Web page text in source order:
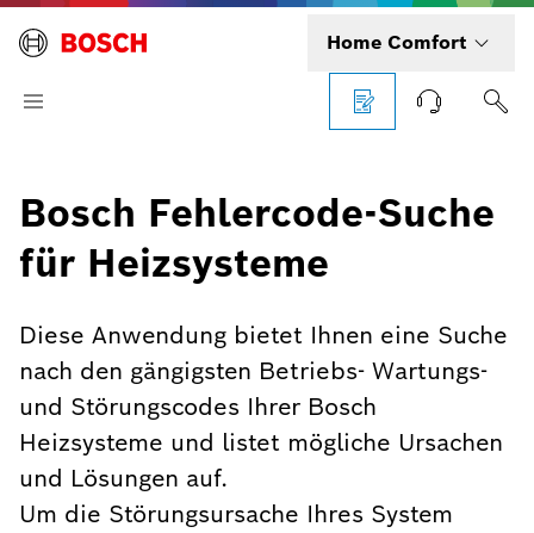
Home Comfort
Bosch Fehlercode-Suche
für Heizsysteme
Diese Anwendung bietet Ihnen eine Suche
nach den gängigsten Betriebs- Wartungs-
und Störungscodes Ihrer Bosch
Heizsysteme und listet mögliche Ursachen
und Lösungen auf.
Um die Störungsursache Ihres System